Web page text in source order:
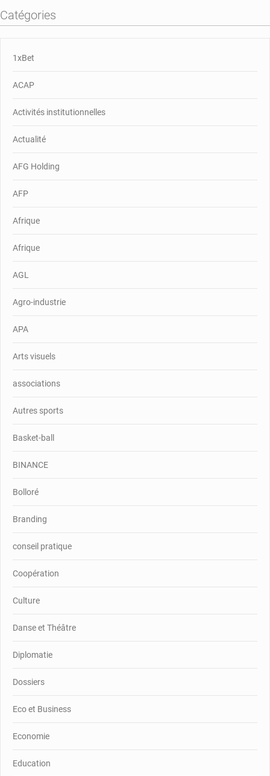
Catégories
1xBet
ACAP
Activités institutionnelles
Actualité
AFG Holding
AFP
Afrique
Afrique
AGL
Agro-industrie
APA
Arts visuels
associations
Autres sports
Basket-ball
BINANCE
Bolloré
Branding
conseil pratique
Coopération
Culture
Danse et Théâtre
Diplomatie
Dossiers
Eco et Business
Economie
Education